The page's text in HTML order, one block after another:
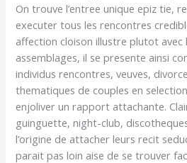
On trouve l’entree unique epiz tie,
executer tous les rencontres
affection cloison illustre plutot avec
assemblages, il se presente ainsi
individus rencontres, veuves,
thematiques de couples en
enjoliver un rapport attachante.
guinguette, night-club,
l’origine de attacher leurs recit
parait pas loin aise de se trouver